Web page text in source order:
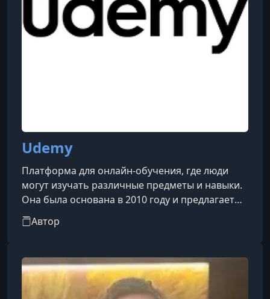
Udemy
Платформа для онлайн-обучения, где люди
могут изучать различные предметы и навыки.
Она была основана в 2010 году и предлагает
широкий спектр курсов, разработанных
экспертами по соответствующим областям
курсы по самым разным темам, включая
программирование, маркетинг, бизнес, языки
программирования, дизайн, фотографию,
Автор